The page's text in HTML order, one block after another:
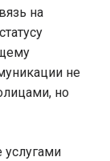
на
не
но
услугами